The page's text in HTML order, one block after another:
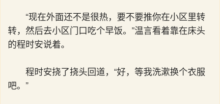
“现在外面还不是很热，要不要推你在小区里转
转，然后去小区门口吃个早饭。”温言看着靠在床头
的程时安说着。
程时安挠了挠头回道，“好，等我洗漱换个衣服
吧。”